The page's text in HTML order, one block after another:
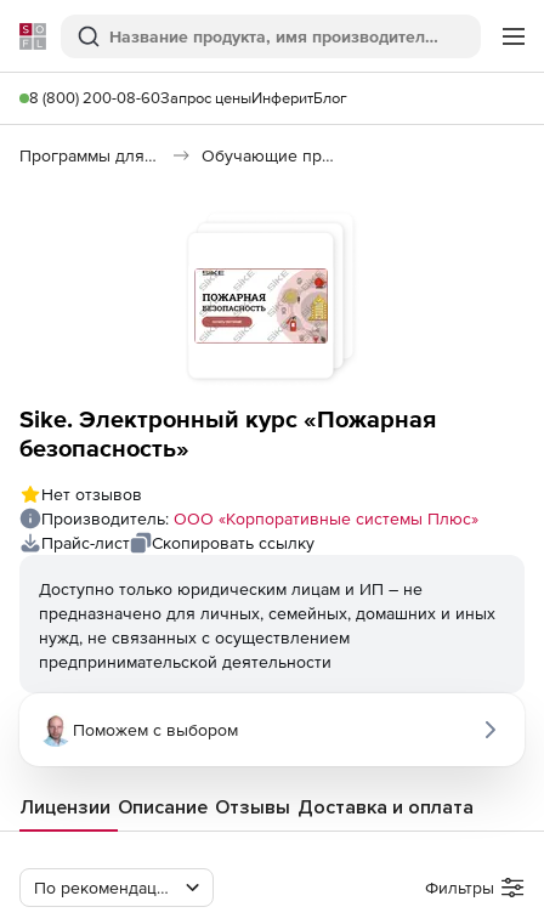
Softline
Поиск
8 (800) 200-08-60Запрос ценыИнферитБлог
Программы для образования и науки Обучающие программы
Sike. Электронный курс «Пожарная
безопасность»
Нет отзывов
Производитель: ООО «Корпоративные системы Плюс»
Прайс-лист
Скопировать ссылку
Доступно только юридическим лицам и ИП – не
предназначено для личных, семейных, домашних и иных
нужд, не связанных с осуществлением
предпринимательской деятельности
Поможем с выбором
Лицензии Описание Отзывы Доставка и оплата
По рекомендации Softline Фильтры